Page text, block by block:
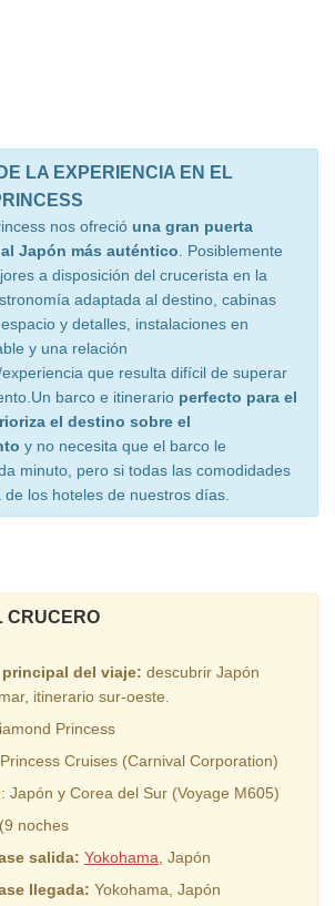
LA EXPERIENCIA EN EL
nos ofreció una gran puerta
Japón más auténtico . Posiblemente
a disposición del crucerista en la
adaptada al destino, cabinas
y detalles, instalaciones en
y una relación
que resulta difícil de superar
barco e itinerario perfecto para el
el destino sobre el
y no necesita que el barco le
minuto, pero si todas las comodidades
los hoteles de nuestros días.
CRUCERO
del viaje: descubrir Japón
itinerario sur-oeste.
Princess
Princess Cruises (Carnival Corporation)
: Japón y Corea del Sur (Voyage M605)
noches
salida: Yokohama , Japón
llegada: Yokohama, Japón